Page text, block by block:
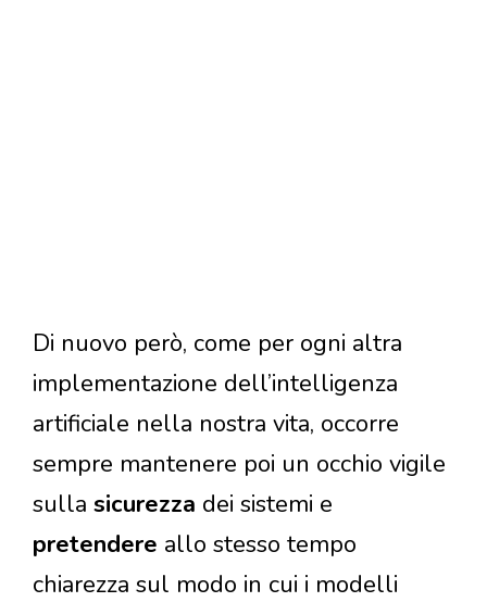
Di nuovo però, come per ogni altra
implementazione dell’intelligenza
artificiale nella nostra vita, occorre
sempre mantenere poi un occhio vigile
sulla sicurezza dei sistemi e
pretendere allo stesso tempo
chiarezza sul modo in cui i modelli